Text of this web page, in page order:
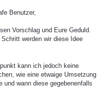
Benutzer,
Vorschlag und Eure Geduld.
Schritt werden wir diese Idee
kann ich jedoch keine
wie eine etwaige Umsetzung
und wann diese gegebenenfalls